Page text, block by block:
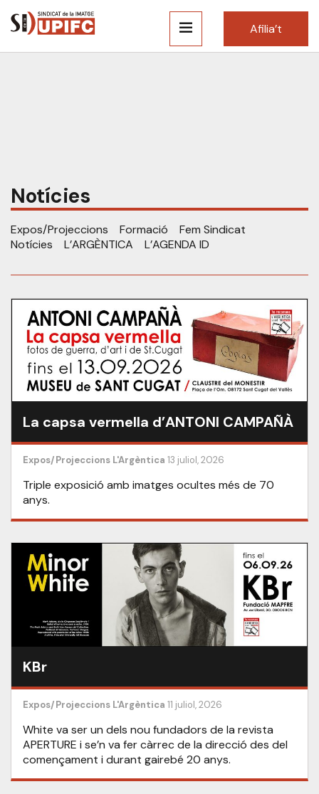
Afilia’t
Notícies
Expos/Projeccions Formació
Fem Sindicat
Notícies
L’ARGÈNTICA L’AGENDA ID
La capsa vermella d’ANTONI CAMPAÑÀ
Expos/Projeccions L'Argèntica 13 juliol, 2026
Triple exposició amb imatges ocultes més de 70
anys.
KBr
Expos/Projeccions L'Argèntica 11 juliol, 2026
White va ser un dels nou fundadors de la revista
APERTURE i se’n va fer càrrec de la direcció des del
començament i durant gairebé 20 anys.